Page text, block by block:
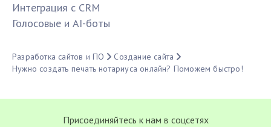
Интеграция с CRM
Голосовые и AI-боты
Разработка сайтов и ПО
Создание сайта
Нужно создать печать нотариуса онлайн? Поможем быстро!
Присоединяйтесь к нам в соцсетях